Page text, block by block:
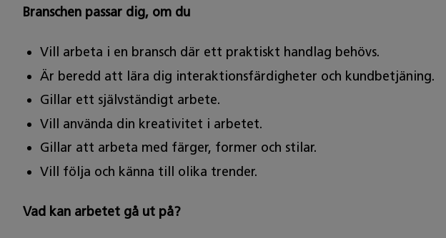
Branschen passar dig, om du
Vill arbeta i en bransch där ett praktiskt handlag behövs.
Är beredd att lära dig interaktionsfärdigheter och kundbetjäning.
Gillar ett självständigt arbete.
Vill använda din kreativitet i arbetet.
Gillar att arbeta med färger, former och stilar.
Vill följa och känna till olika trender.
Vad kan arbetet gå ut på?